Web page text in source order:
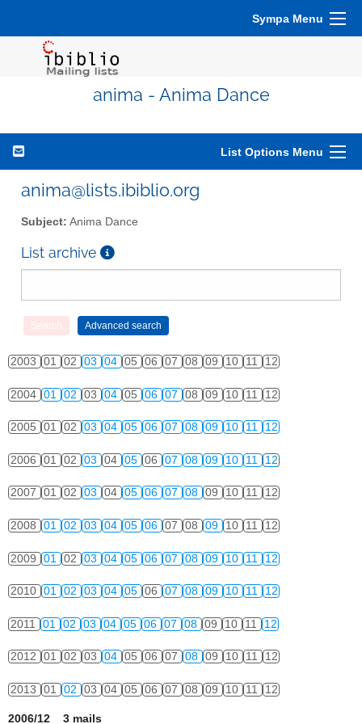
Sympa Menu
anima - Anima Dance
List Options Menu
anima@lists.ibiblio.org
Subject: Anima Dance
List archive
2003 01 02 03 04 05 06 07 08 09 10 11 12
2004 01 02 03 04 05 06 07 08 09 10 11 12
2005 01 02 03 04 05 06 07 08 09 10 11 12
2006 01 02 03 04 05 06 07 08 09 10 11 12
2007 01 02 03 04 05 06 07 08 09 10 11 12
2008 01 02 03 04 05 06 07 08 09 10 11 12
2009 01 02 03 04 05 06 07 08 09 10 11 12
2010 01 02 03 04 05 06 07 08 09 10 11 12
2011 01 02 03 04 05 06 07 08 09 10 11 12
2012 01 02 03 04 05 06 07 08 09 10 11 12
2013 01 02 03 04 05 06 07 08 09 10 11 12
2006/12 3 mails